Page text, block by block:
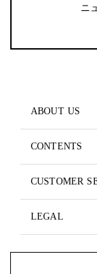
ニ
ABOUT US
CONTENTS
CUSTOMER
LEGAL